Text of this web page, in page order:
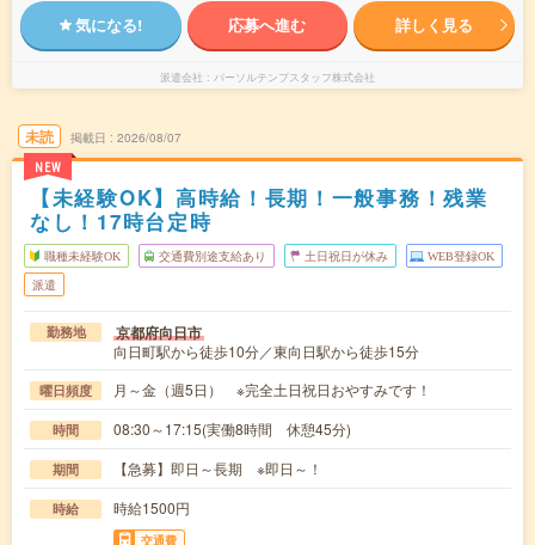
気になる! 応募へ進む 詳しく見る
派遣会社 パーソルテンプスタッフ株式会社
未読
NEW
掲載日 2026/08/07
【未経験OK】高時給！長期！一般事務！残業
なし！17時台定時
職種未経験OK 交通費別途支給あり 土日祝日が休み WEB登録OK
派遣
勤務地 京都府向日市
向日町駅から徒歩10分／東向日駅から徒歩15分
曜日頻度 月～金（週5日） ※完全土日祝日おやすみです！
時間 08:30～17:15(実働8時間 休憩45分)
期間 【急募】即日～長期 ※即日～！
時給 時給1500円
交通費